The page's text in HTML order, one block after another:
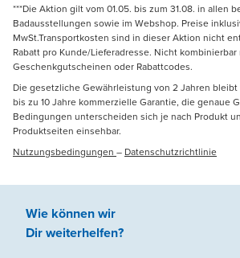
***Die Aktion gilt vom 01.05. bis zum 31.08. in allen
Badausstellungen sowie im Webshop. Preise
MwSt.Transportkosten sind in dieser Aktion nicht
Rabatt pro Kunde/Lieferadresse. Nicht
Geschenkgutscheinen oder Rabattcodes.
Die gesetzliche Gewährleistung von 2 Jahren
bis zu 10 Jahre kommerzielle Garantie, die genaue
Bedingungen unterscheiden sich je nach Produkt
Produktseiten einsehbar.
Nutzungsbedingungen – Datenschutzrichtlinie
Wie können wir
Dir weiterhelfen?